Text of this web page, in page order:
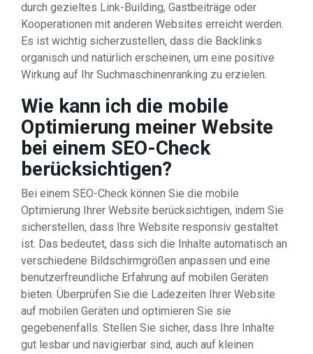
durch gezieltes Link-Building, Gastbeiträge oder
Kooperationen mit anderen Websites erreicht werden.
Es ist wichtig sicherzustellen, dass die Backlinks
organisch und natürlich erscheinen, um eine positive
Wirkung auf Ihr Suchmaschinenranking zu erzielen.
Wie kann ich die mobile
Optimierung meiner Website
bei einem SEO-Check
berücksichtigen?
Bei einem SEO-Check können Sie die mobile
Optimierung Ihrer Website berücksichtigen, indem Sie
sicherstellen, dass Ihre Website responsiv gestaltet
ist. Das bedeutet, dass sich die Inhalte automatisch an
verschiedene Bildschirmgrößen anpassen und eine
benutzerfreundliche Erfahrung auf mobilen Geräten
bieten. Überprüfen Sie die Ladezeiten Ihrer Website
auf mobilen Geräten und optimieren Sie sie
gegebenenfalls. Stellen Sie sicher, dass Ihre Inhalte
gut lesbar und navigierbar sind, auch auf kleinen